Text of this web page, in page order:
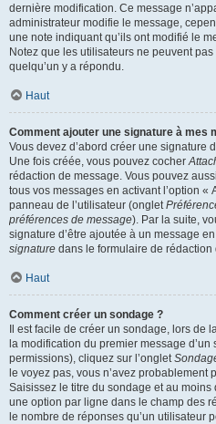
dernière modification. Ce message
administrateur modifie le message,
une note indiquant qu’ils ont modifié le
Notez que les utilisateurs ne peuvent
quelqu’un y a répondu.
Haut
Comment ajouter une signature à mes
Vous devez d’abord créer une signature
Une fois créée, vous pouvez cocher
rédaction de message. Vous pouvez
tous vos messages en activant l’option «
panneau de l’utilisateur (onglet
préférences de message). Par la suite,
signature d’être ajoutée à un message
signature dans le formulaire de rédaction
Haut
Comment créer un sondage ?
Il est facile de créer un sondage, lors de
la modification du premier message
permissions), cliquez sur l’onglet
le voyez pas, vous n’avez
Saisissez le titre du sondage et au
une option par ligne dans le champ des
le nombre de réponses qu’un utilisateur